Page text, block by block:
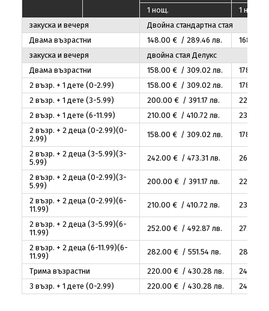
1 нощ.
1 нощ.
закуска и вечеря
Двойна стандартна стая
Двама възрастни
148.00 € / 289.46 лв. 168
закуска и вечеря
двойна стая Делукс
Двама възрастни
158.00 € / 309.02лв. 178
2 възр. + 1 дете (0-2.99)
158.00 € / 309.02лв. 178
2 възр. + 1 дете (3-5.99)
200.00 € / 391.17 лв. 220
2 възр. + 1 дете (6-11.99)
210.00 € / 410.72лв. 230
2 възр. + 2 деца (0-2.99)(0-
2.99)
158.00 € / 309.02лв. 178
2 възр. + 2 деца (3-5.99)(3-
5.99)
242.00 € / 473.31 лв. 262
2 възр. + 2 деца (0-2.99)(3-
5.99)
200.00 € / 391.17 лв. 220
2 възр. + 2 деца (0-2.99)(6-
11.99)
210.00 € / 410.72лв. 230
2 възр. + 2 деца (3-5.99)(6-
11.99)
252.00 € / 492.87 лв. 272
2 възр. + 2 деца (6-11.99)(6-
11.99)
282.00 € / 551.54лв. 282
Трима възрастни 220.00 € / 430.28 лв. 240
3 възр. + 1 дете (0-2.99)
220.00 € / 430.28 лв. 240